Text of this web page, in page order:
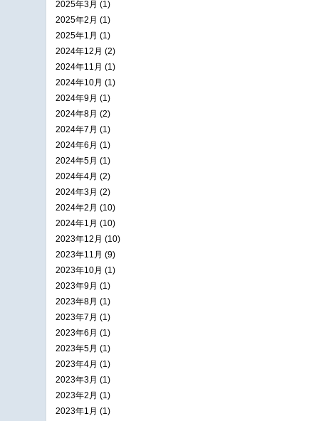
2025年3月 (1)
2025年2月 (1)
2025年1月 (1)
2024年12月 (2)
2024年11月 (1)
2024年10月 (1)
2024年9月 (1)
2024年8月 (2)
2024年7月 (1)
2024年6月 (1)
2024年5月 (1)
2024年4月 (2)
2024年3月 (2)
2024年2月 (10)
2024年1月 (10)
2023年12月 (10)
2023年11月 (9)
2023年10月 (1)
2023年9月 (1)
2023年8月 (1)
2023年7月 (1)
2023年6月 (1)
2023年5月 (1)
2023年4月 (1)
2023年3月 (1)
2023年2月 (1)
2023年1月 (1)